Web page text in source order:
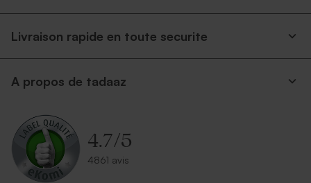
Livraison rapide en toute securite
A propos de tadaaz
4.7/5
4861 avis